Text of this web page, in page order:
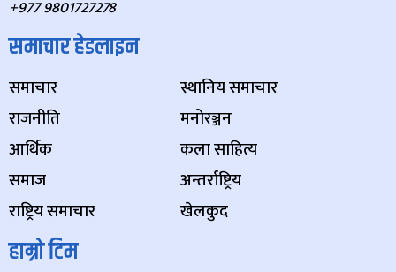
+977 9801727278
समाचार हेडलाइन
समाचार
राजनीति
आर्थिक
समाज
राष्ट्रिय समाचार
स्थानिय समाचार
मनोरञ्जन
कला साहित्य
अन्तर्राष्ट्रिय
खेलकुद
हाम्रो टिम